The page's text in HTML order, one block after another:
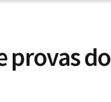
provas do